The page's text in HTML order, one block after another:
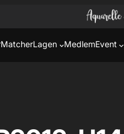
MatcherLagen MedlemEvent